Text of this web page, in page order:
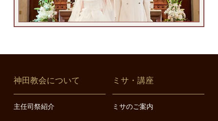
神田教会について
主任司祭紹介
ミサ・講座
ミサのご案内